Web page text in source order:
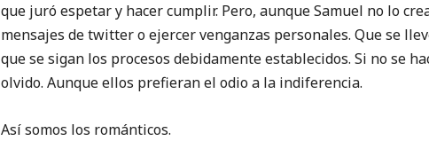
que juró espetar y hacer cumplir. Pero, aunque Samuel no lo
mensajes de twitter o ejercer venganzas personales. Que se
que se sigan los procesos debidamente establecidos. Si no se
olvido. Aunque ellos prefieran el odio a la indiferencia.
Así somos los románticos.